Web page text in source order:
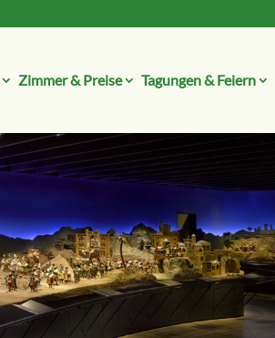
Zimmer & Preise Tagungen & Feiern